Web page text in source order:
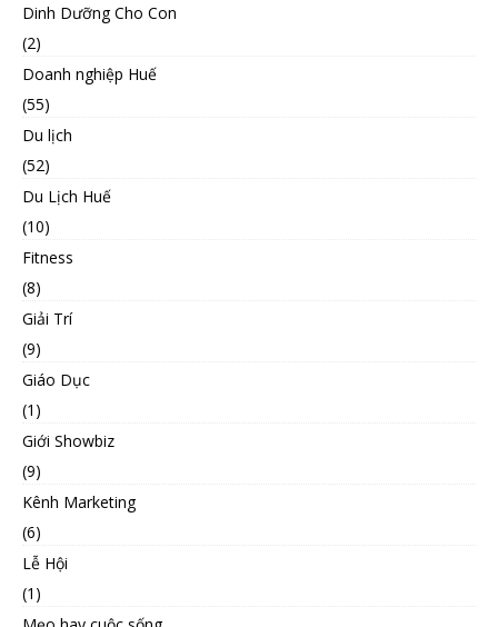
Dinh Dưỡng Cho Con
(2)
Doanh nghiệp Huế
(55)
Du lịch
(52)
Du Lịch Huế
(10)
Fitness
(8)
Giải Trí
(9)
Giáo Dục
(1)
Giới Showbiz
(9)
Kênh Marketing
(6)
Lễ Hội
(1)